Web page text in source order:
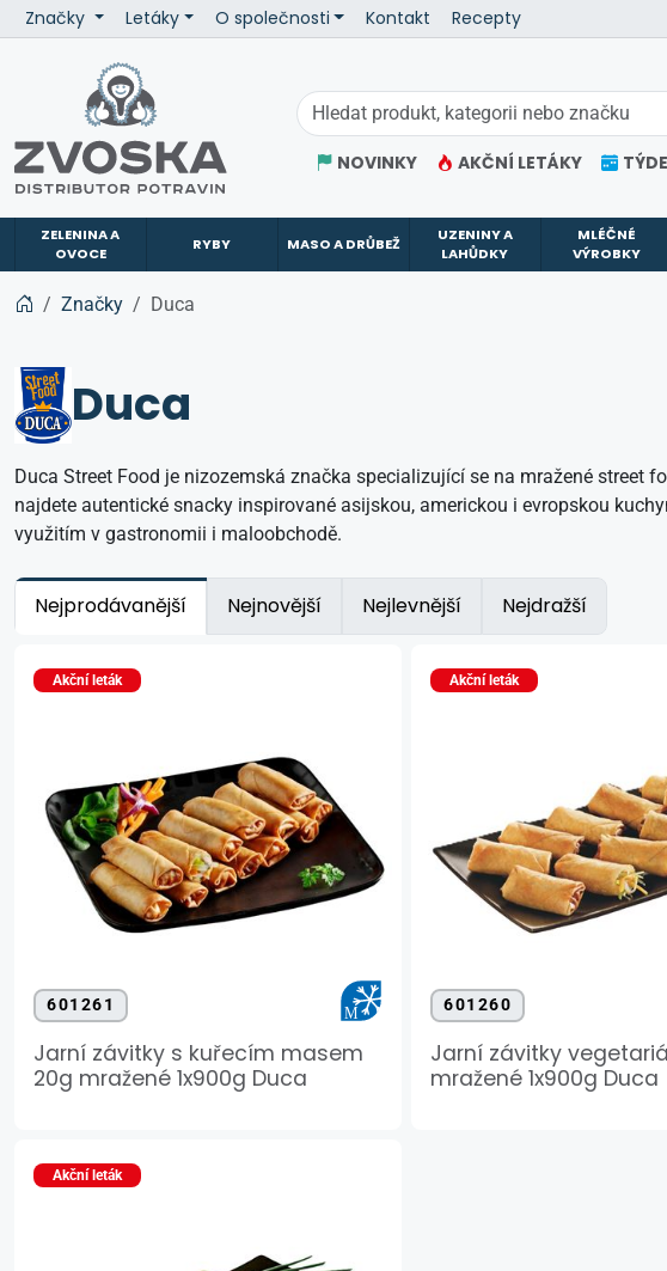
Značky Letáky O společnosti Kontakt Recepty
NOVINKY AKČNÍ LETÁKY
ZELENINA A
OVOCE
RYBY MASO A DRŮBEŽ
UZENINY A
LAHŮDKY
MLÉČNÉ
VÝROBKY
Značky Duca
Duca
Duca Street Food je nizozemská značka specializující se na mražené street
najdete autentické snacky inspirované asijskou, americkou i evropskou
využitím v gastronomii i maloobchodě.
Nejprodávanější Nejnovější Nejlevnější Nejdražší
Akční leták
601261
Jarní závitky s kuřecím masem
20g mražené 1x900g Duca
Akční leták
601260
Jarní závitky
mražené 1x900g Duca
Akční leták